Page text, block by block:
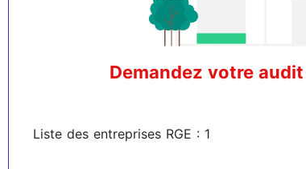
Demandez votre
Liste des entreprises RGE : 1